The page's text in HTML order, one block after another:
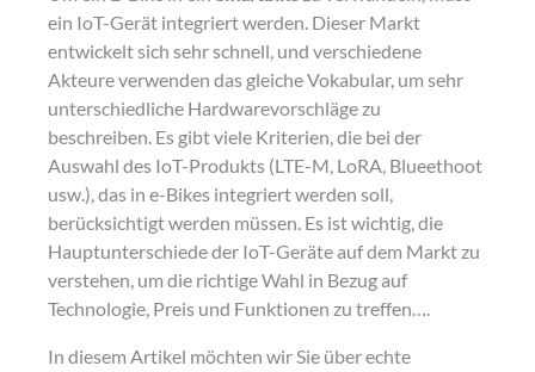
e
o
n
t
w
i
t
t
e
r
e
o
n
L
i
n
k
e
d
i
e
o
n
f
a
c
e
b
o
o
ein IoT-Gerät integriert werden. Dieser Markt
entwickelt sich sehr schnell, und verschiedene
Akteure verwenden das gleiche Vokabular, um sehr
unterschiedliche Hardwarevorschläge zu
beschreiben. Es gibt viele Kriterien, die bei der
Auswahl des IoT-Produkts (LTE-M, LoRA, Blueethoot
usw.), das in e-Bikes integriert werden soll,
berücksichtigt werden müssen. Es ist wichtig, die
Hauptunterschiede der IoT-Geräte auf dem Markt zu
verstehen, um die richtige Wahl in Bezug auf
Technologie, Preis und Funktionen zu treffen….
In diesem Artikel möchten wir Sie über echte